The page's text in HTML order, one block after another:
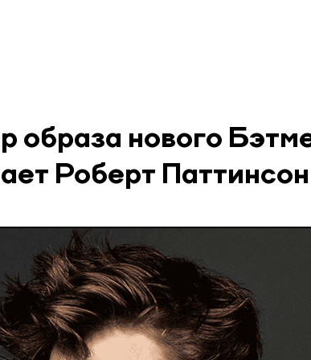
образа нового
Роберт Паттинсон